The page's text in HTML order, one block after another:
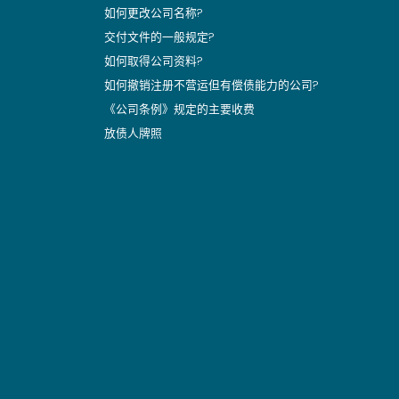
如何更改公司名称?
交付文件的一般规定?
如何取得公司资料?
如何撤销注册不营运但有偿债能力的公司?
《公司条例》规定的主要收费
放债人牌照